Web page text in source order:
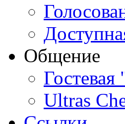
Общение
Ultras